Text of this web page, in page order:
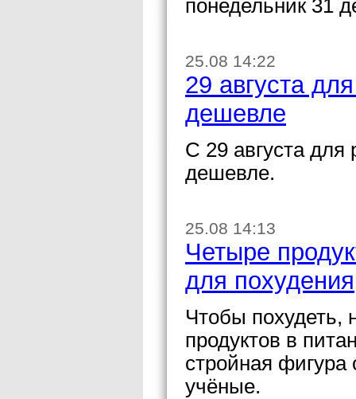
понедельник 31
25.08 14:22
29 августа
дешевле
С 29 августа для
дешевле.
25.08 14:13
Четыре
для похудения
Чтобы похудеть,
продуктов в
стройная
учёные.